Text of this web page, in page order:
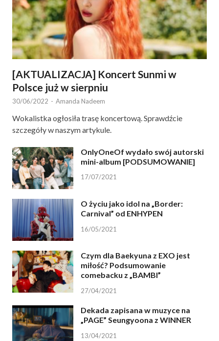
[AKTUALIZACJA] Koncert Sunmi w
Polsce już w sierpniu
30/06/2022 - Amanda Nadeem
Wokalistka ogłosiła trasę koncertową. Sprawdźcie
szczegóły w naszym artykule.
OnlyOneOf wydało swój autorski
mini-album [PODSUMOWANIE]
17/07/2021
O życiu jako idol na „Border:
Carnival” od ENHYPEN
16/05/2021
Czym dla Baekyuna z EXO jest
miłość? Podsumowanie
comebacku z „BAMBI”
27/04/2021
Dekada zapisana w muzyce na
„PAGE” Seungyoona z WINNER
13/04/2021